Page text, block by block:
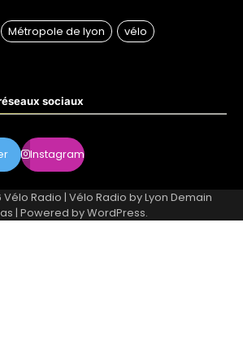
sociaux
Instagram
Vélo Radio | Vélo Radio byLyon Demain
| Powered byWordPress.